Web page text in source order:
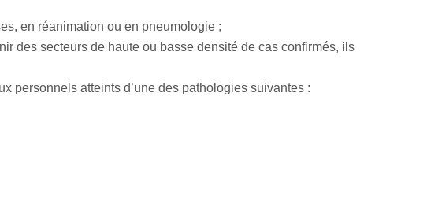
en réanimation ou en pneumologie ;
des secteurs de haute ou basse densité de cas confirmés, ils
personnels atteints d’une des pathologies suivantes :